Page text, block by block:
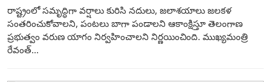
రాష్ట్రంలో సమృద్ధిగా వర్షాలు కురిసి నదులు, జలాశయాలు జలకళ
సంతరించుకోవాలని, పంటలు బాగా పండాలని ఆకాంక్షిస్తూ తెలంగాణ
ప్రభుత్వం వరుణ యాగం నిర్వహించాలని నిర్ణయించింది. ముఖ్యమంత్రి
రేవంత్...